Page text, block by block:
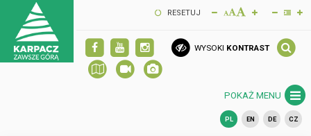
RESETUJ
WYSOKI KONTRAST
POKAŻ MENU
PL EN DE CZ